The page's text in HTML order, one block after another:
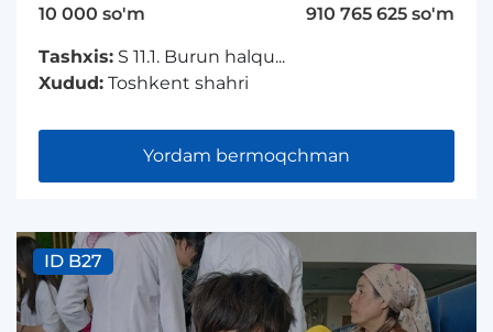
10 000 so'm 910 765 625 so'm
Tashxis: S 11.1. Burun halqu...
Xudud: Toshkent shahri
Yordam bermoqchman
ID B27